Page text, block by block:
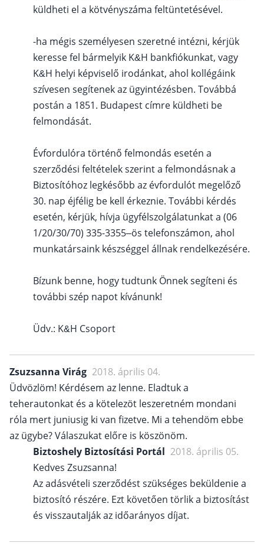
küldheti el a kötvényszáma feltüntetésével.
-ha mégis személyesen szeretné intézni, kérjük
keresse fel bármelyik K&H bankfiókunkat, vagy
K&H helyi képviselő irodánkat, ahol kollégáink
szívesen segítenek az ügyintézésben. Továbbá
postán a 1851. Budapest címre küldheti be
felmondását.
Évfordulóra történő felmondás esetén a
szerződési feltételek szerint a felmondásnak a
Biztosítóhoz legkésőbb az évfordulót megelőző
30. nap éjfélig be kell érkeznie. További kérdés
esetén, kérjük, hívja ügyfélszolgálatunkat a (06
1/20/30/70) 335-3355–ös telefonszámon, ahol
munkatársaink készséggel állnak rendelkezésére.
Bízunk benne, hogy tudtunk Önnek segíteni és
további szép napot kívánunk!
Üdv.: K&H Csoport
Zsuzsanna Virág 2018. április 04.
Üdvözlöm! Kérdésem az lenne. Eladtuk a
teherautonkat és a kötelezöt leszeretném mondani
róla mert juniusig ki van fizetve. Mi a tehendöm ebbe
az ügybe? Válaszukat előre is köszönöm.
Biztoshely Biztosítási Portál 2018. április 05.
Kedves Zsuzsanna!
Az adásvételi szerződést szükséges beküldenie a
biztosító részére. Ezt követően törlik a biztosítást
és visszautalják az időarányos díjat.